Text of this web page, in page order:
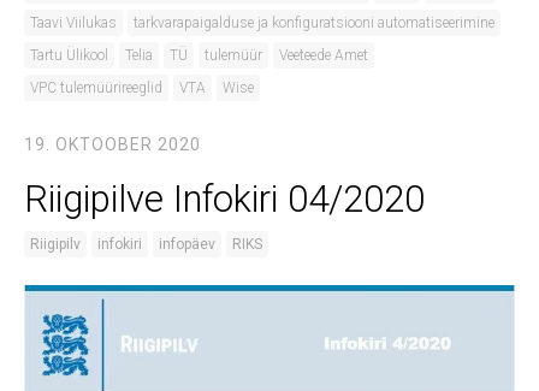
Taavi Viilukas
tarkvarapaigalduse ja konfiguratsiooni automatiseerimine
Tartu Ülikool
Telia TÜ tulemüür
Veeteede Amet
VPC tulemüürireeglid
VTA Wise
19. OKTOOBER 2020
Riigipilve Infokiri 04/2020
Riigipilv infokiri infopäev RIKS